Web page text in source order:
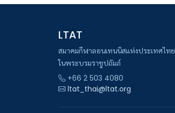
LTAT
สมาคมกีฬาลอนเทนนิสแห่งประเทศไทย
ในพระบรมราชูปถัมภ์
+66 2 503 4080
ltat_thai@ltat.org